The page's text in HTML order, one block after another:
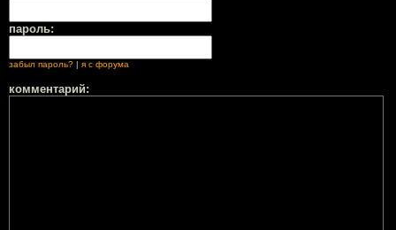
пароль:
забыл пароль? я с форума
комментарий: